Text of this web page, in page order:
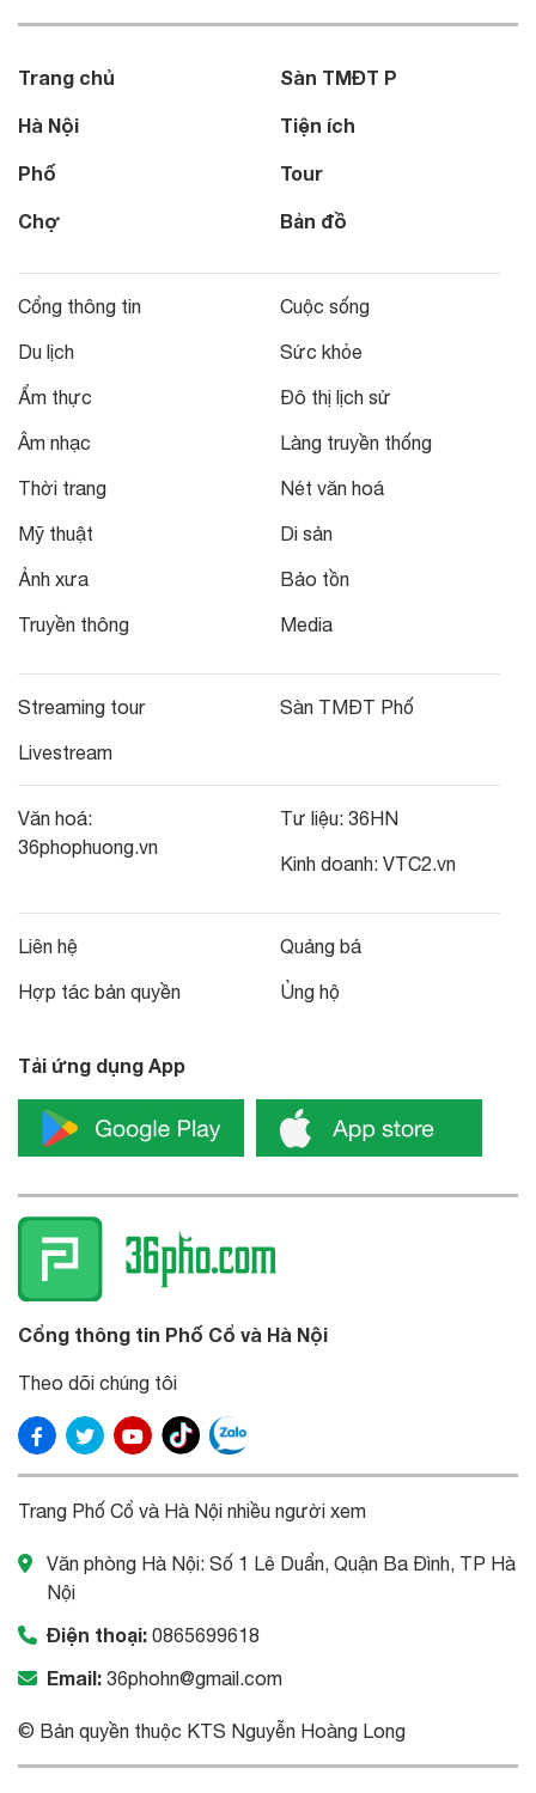
Trang chủ
Hà Nội
Phố
Chợ
Sàn TMĐT P
Tiện ích
Tour
Bản đồ
Cổng thông tin
Du lịch
Ẩm thực
Âm nhạc
Thời trang
Mỹ thuật
Ảnh xưa
Truyền thông
Cuộc sống
Sức khỏe
Đô thị lịch sử
Làng truyền thống
Nét văn hoá
Di sản
Bảo tồn
Media
Streaming tour
Livestream
Sàn TMĐT Phố
Văn hoá:
36phophuong.vn
Tư liệu: 36HN
Kinh doanh: VTC2.vn
Liên hệ
Hợp tác bản quyền
Quảng bá
Ủng hộ
Tải ứng dụng App
Cổng thông tin Phố Cổ và Hà Nội
Theo dõi chúng tôi
Trang Phố Cổ và Hà Nội nhiều người xem
Văn phòng Hà Nội: Số 1 Lê Duẩn, Quận Ba Đình, TP Hà
Nội
Điện thoại: 0865699618
Email: 36phohn@gmail.com
© Bản quyền thuộc KTS Nguyễn Hoàng Long